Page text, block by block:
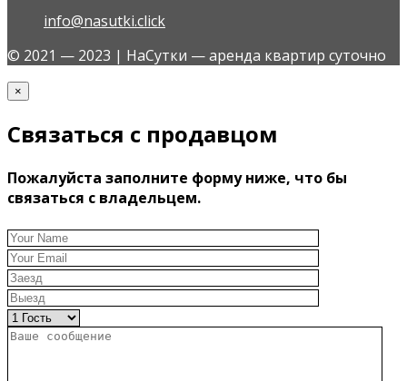
info@nasutki.click
© 2021 — 2023 | НаСутки — аренда квартир суточно
×
Связаться с продавцом
Пожалуйста заполните форму ниже, что бы
связаться с владельцем.